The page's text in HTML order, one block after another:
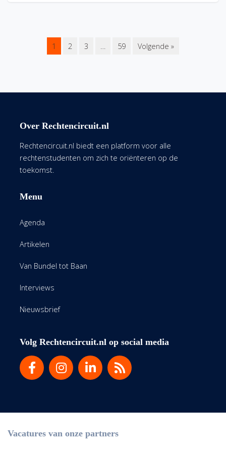
1 2 3 … 59 Volgende »
Over Rechtencircuit.nl
Rechtencircuit.nl biedt een platform voor alle
rechtenstudenten om zich te oriënteren op de
toekomst.
Menu
Agenda
Artikelen
Van Bundel tot Baan
Interviews
Nieuwsbrief
Volg Rechtencircuit.nl op social media
Vacatures van onze partners